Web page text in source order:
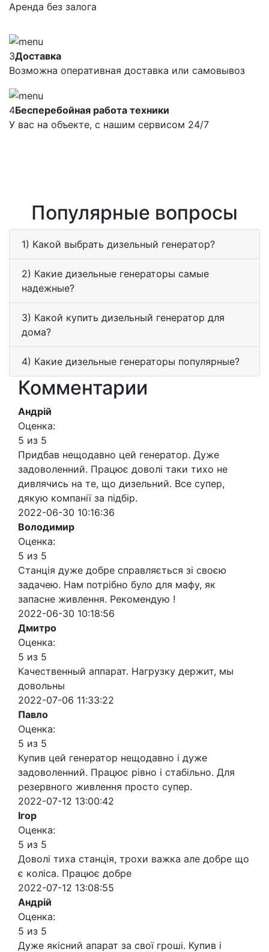
Аренда без залога
3Доставка
Возможна оперативная доставка или самовывоз
4Бесперебойная работа техники
У вас на объекте, с нашим сервисом 24/7
Популярные вопросы
1) Какой выбрать дизельный генератор?
2) Какие дизельные генераторы самые
надежные?
3) Какой купить дизельный генератор для
дома?
4) Какие дизельные генераторы популярные?
Комментарии
Андрій
Оценка:
5 из 5
Придбав нещодавно цей генератор. Дуже
задоволенний. Працює доволі таки тихо не
дивлячись на те, що дизельний. Все супер,
дякую компанії за підбір.
2022-06-30 10:16:36
Володимир
Оценка:
5 из 5
Станція дуже добре справляється зі своєю
задачею. Нам потрібно було для мафу, як
запасне живлення. Рекомендую !
2022-06-30 10:18:56
Дмитро
Оценка:
5 из 5
Качественный аппарат. Нагрузку держит, мы
довольны
2022-07-06 11:33:22
Павло
Оценка:
5 из 5
Купив цей генератор нещодавно і дуже
задоволенний. Працює рівно і стабільно. Для
резервного живлення просто супер.
2022-07-12 13:00:42
Ігор
Оценка:
5 из 5
Доволі тиха станція, трохи важка але добре що
є коліса. Працює добре
2022-07-12 13:08:55
Андрій
Оценка:
5 из 5
Дуже якісний апарат за свої гроші. Купив і